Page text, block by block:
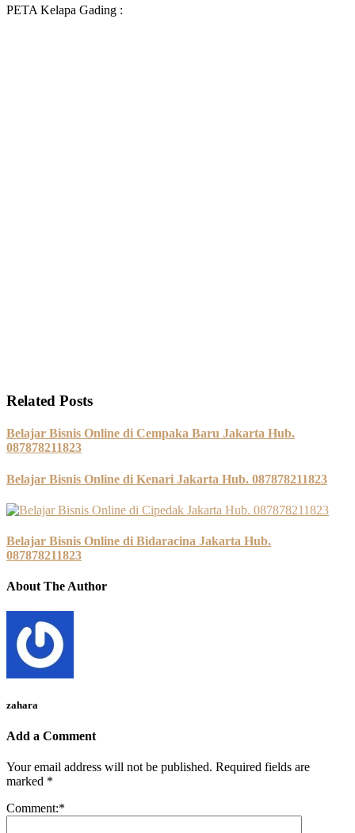
PETA Kelapa Gading :
Related Posts
Belajar Bisnis Online di Cempaka Baru Jakarta Hub.
087878211823
Belajar Bisnis Online di Kenari Jakarta Hub. 087878211823
Belajar Bisnis Online di Bidaracina Jakarta Hub.
087878211823
About The Author
zahara
Add a Comment
Your email address will not be published. Required fields are
marked *
Comment:*